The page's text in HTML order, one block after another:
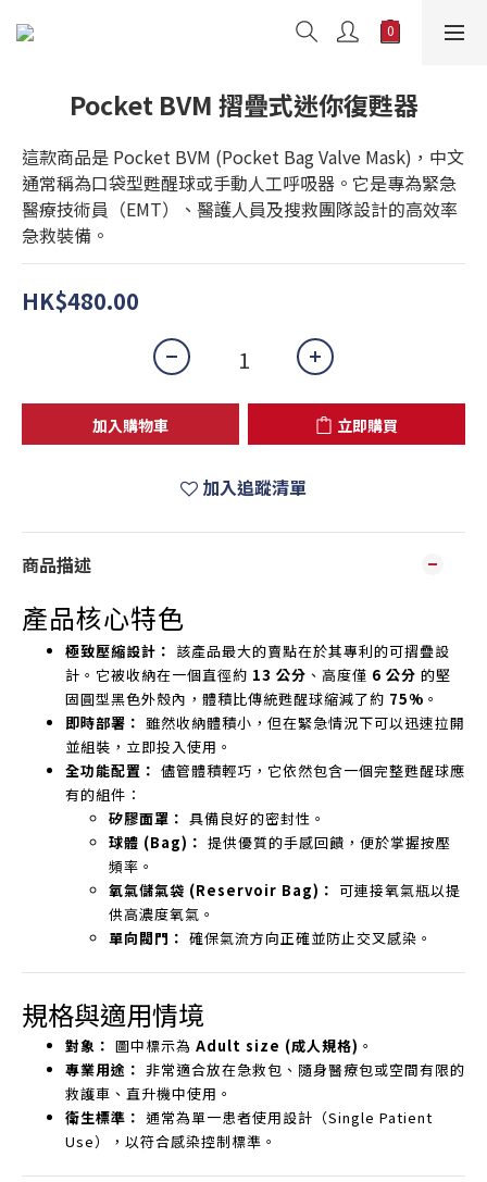
Pocket BVM 摺疊式迷你復甦器
這款商品是 Pocket BVM (Pocket Bag Valve Mask)，中文
通常稱為口袋型甦醒球或手動人工呼吸器。它是專為緊急
醫療技術員（EMT）、醫護人員及搜救團隊設計的高效率
急救裝備。
HK$480.00
加入購物車 立即購買
加入追蹤清單
商品描述
產品核心特色
極致壓縮設計： 該產品最大的賣點在於其專利的可摺疊設
計。它被收納在一個直徑約 13 公分 、高度僅 6 公分 的堅
固圓型黑色外殼內，體積比傳統甦醒球縮減了約 75% 。
即時部署： 雖然收納體積小，但在緊急情況下可以迅速拉開
並組裝，立即投入使用。
全功能配置： 儘管體積輕巧，它依然包含一個完整甦醒球應
有的組件：
矽膠面罩： 具備良好的密封性。
球體 (Bag)： 提供優質的手感回饋，便於掌握按壓
頻率。
氧氣儲氣袋 (Reservoir Bag)： 可連接氧氣瓶以提
供高濃度氧氣。
單向閥門： 確保氣流方向正確並防止交叉感染。
規格與適用情境
對象： 圖中標示為 Adult size (成人規格) 。
專業用途： 非常適合放在急救包、隨身醫療包或空間有限的
救護車、直升機中使用。
衛生標準： 通常為單一患者使用設計（Single Patient
Use），以符合感染控制標準。